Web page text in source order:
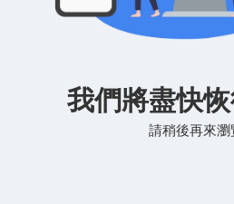
我們將盡快恢
請稍後再來瀏